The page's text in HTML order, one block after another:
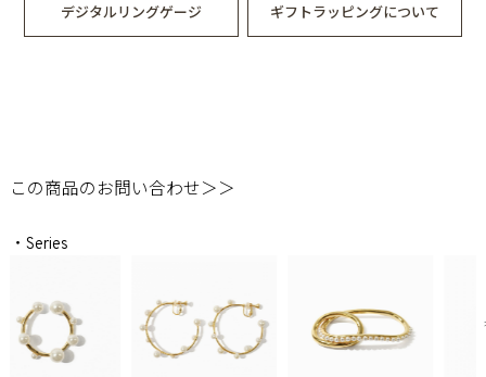
デジタルリングゲージ ギフトラッピングについて
この商品のお問い合わせ＞＞
・Series